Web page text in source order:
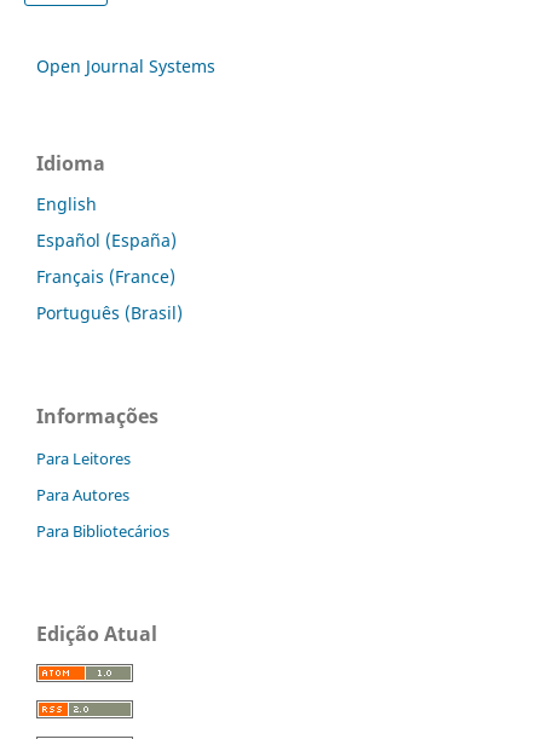
Open Journal Systems
Idioma
English
Español (España)
Français (France)
Português (Brasil)
Informações
Para Leitores
Para Autores
Para Bibliotecários
Edição Atual